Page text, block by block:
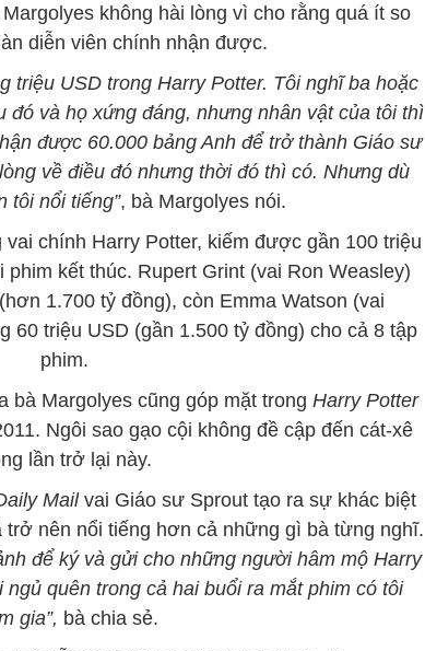
không hài lòng vì cho rằng quá ít so
diễn viên chính nhận được.
triệu USD trong Harry Potter. Tôi nghĩ ba hoặc
đó và họ xứng đáng, nhưng nhân vật của tôi thì
được 60.000 bảng Anh để trở thành Giáo sư
về điều đó nhưng thời đó thì có. Nhưng dù
tôi nổi tiếng”, bà Margolyes nói.
chính Harry Potter, kiếm được gần 100 triệu
kết thúc. Rupert Grint (vai Ron Weasley)
1.700 tỷ đồng), còn Emma Watson (vai
60 triệu USD (gần 1.500 tỷ đồng) cho cả 8 tập
phim.
bà Margolyes cũng góp mặt trong Harry Potter
Ngôi sao gạo cội không đề cập đến cát-xê
lần trở lại này.
Mailvai Giáo sư Sprout tạo ra sự khác biệt
nên nổi tiếng hơn cả những gì bà từng nghĩ.
để ký và gửi cho những người hâm mộ Harry
quên trong cả hai buổi ra mắt phim có tôi
gia”, bà chia sẻ.